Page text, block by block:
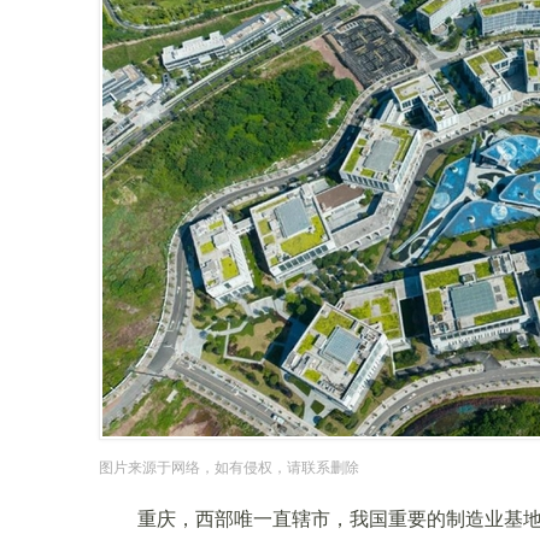
图片来源于网络，如有侵权，请联系删除
重庆，西部唯一直辖市，我国重要的制造业基